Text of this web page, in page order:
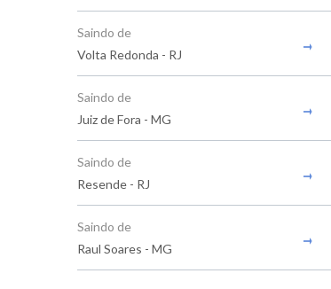
Saindo de
Volta Redonda - RJ
Saindo de
Juiz de Fora - MG
Saindo de
Resende - RJ
Saindo de
Raul Soares - MG